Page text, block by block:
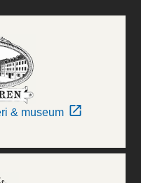
& museum